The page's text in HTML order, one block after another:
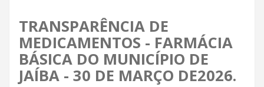
TRANSPARÊNCIA DE
MEDICAMENTOS - FARMÁCIA
BÁSICA DO MUNICÍPIO DE
JAÍBA - 30 DE MARÇO DE2026.